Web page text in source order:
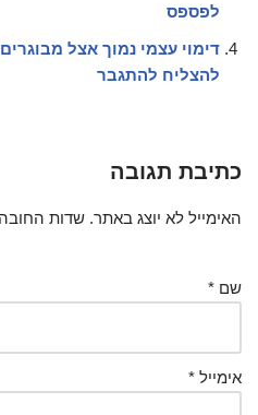
לפספס
דימוי עצמי נמוך אצל
להצליח להתגבר
כתיבת תגובה
האימייל לא יוצג באתר. שדות
שם *
אימייל *